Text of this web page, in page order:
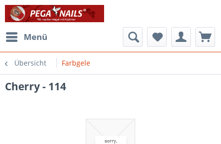
Menü
Übersicht Farbgele
Cherry - 114